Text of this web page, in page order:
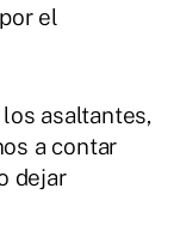
el
asaltantes,
a contar
dejar